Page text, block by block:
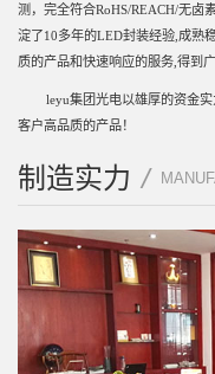
测，完全符合RoHS/REACH/无卤
淀了10多年的LED封装经验,成熟
质的产品和快速响应的服务,得到
leyu集团光电以雄厚的资金实
客户高品质的产品！
制造实力 /